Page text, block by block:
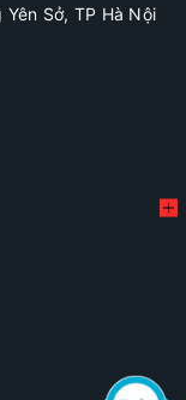
Sở, TP Hà Nội